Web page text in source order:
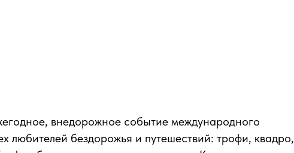
внедорожное событие международного
любителей бездорожья и путешествий: трофи, квадро,